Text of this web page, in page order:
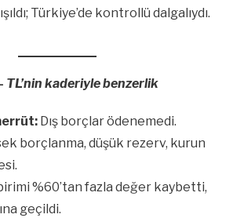
Türkiye’de kontrollü dalgalıydı.
TL’nin kaderiyle benzerlik
Dış borçlar ödenemedi.
borçlanma, düşük rezerv, kurun
%60’tan fazla değer kaybetti,
geçildi.